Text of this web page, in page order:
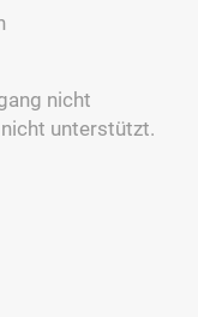
nicht
unterstützt.